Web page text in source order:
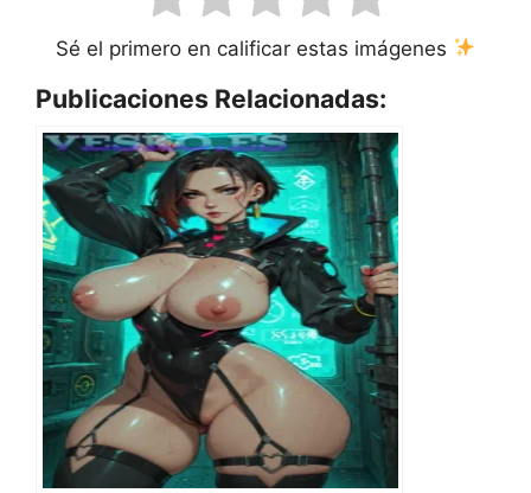
Sé el primero en calificar estas imágenes
Publicaciones Relacionadas: